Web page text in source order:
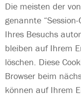
Die meisten der
genannte
Ihres Besuchs
bleiben auf Ihrem
löschen. Diese
Browser beim
können auf Ihrem